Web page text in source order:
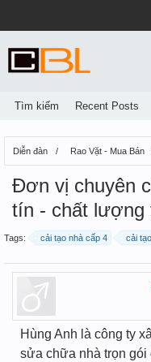
Diễn đàn Rao Vặt - Mua Bán
Đơn vị chuyên
tín - chất lượng
Tags: cải tạo nhà cấp 4 cải
Hùng Anh là công ty
sửa chữa nhà trọn
Tìm kiếm Recent Posts